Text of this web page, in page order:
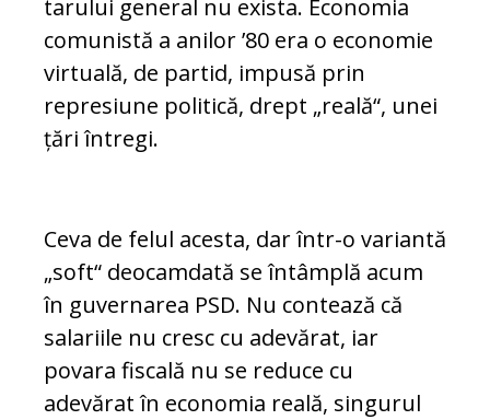
ta­ru­lui general nu exista. Economia
comunistă a anilor ’80 era o economie
virtuală, de partid, impusă prin
represiune politică, drept „reală“, unei
țări întregi.
Ceva de felul acesta, dar într-o variantă
„soft“ deocamdată se întâmplă acum
în gu­vernarea PSD. Nu contează că
salariile nu cresc cu adevărat, iar
povara fiscală nu se reduce cu
adevărat în economia reală, sin­gurul